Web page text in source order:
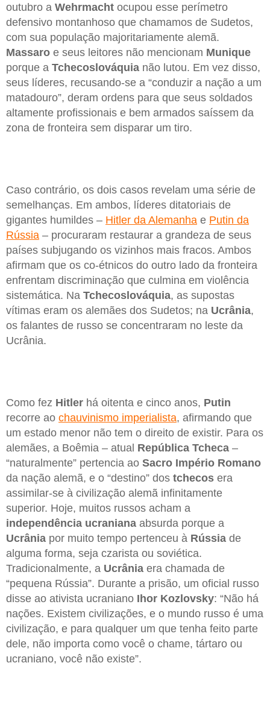
outubro a Wehrmacht ocupou esse perímetro
defensivo montanhoso que chamamos de Sudetos,
com sua população majoritariamente alemã.
Massaro e seus leitores não mencionam Munique
porque a Tchecoslováquia não lutou. Em vez disso,
seus líderes, recusando-se a “conduzir a nação a um
matadouro”, deram ordens para que seus soldados
altamente profissionais e bem armados saíssem da
zona de fronteira sem disparar um tiro.
Caso contrário, os dois casos revelam uma série de
semelhanças. Em ambos, líderes ditatoriais de
gigantes humildes – Hitler da Alemanha e Putin da
Rússia – procuraram restaurar a grandeza de seus
países subjugando os vizinhos mais fracos. Ambos
afirmam que os co-étnicos do outro lado da fronteira
enfrentam discriminação que culmina em violência
sistemática. Na Tchecoslováquia, as supostas
vítimas eram os alemães dos Sudetos; na Ucrânia,
os falantes de russo se concentraram no leste da
Ucrânia.
Como fez Hitler há oitenta e cinco anos, Putin
recorre ao chauvinismo imperialista, afirmando que
um estado menor não tem o direito de existir. Para os
alemães, a Boêmia – atual República Tcheca –
“naturalmente” pertencia ao Sacro Império Romano
da nação alemã, e o “destino” dos tchecos era
assimilar-se à civilização alemã infinitamente
superior. Hoje, muitos russos acham a
independência ucraniana absurda porque a
Ucrânia por muito tempo pertenceu à Rússia de
alguma forma, seja czarista ou soviética.
Tradicionalmente, a Ucrânia era chamada de
“pequena Rússia”. Durante a prisão, um oficial russo
disse ao ativista ucraniano Ihor Kozlovsky: “Não há
nações. Existem civilizações, e o mundo russo é uma
civilização, e para qualquer um que tenha feito parte
dele, não importa como você o chame, tártaro ou
ucraniano, você não existe”.